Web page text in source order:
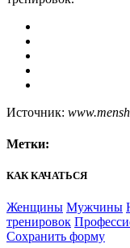
Источник:
Метки:
КАК КАЧАТЬСЯ
Женщины Мужчины
тренировок
Сохранить форму